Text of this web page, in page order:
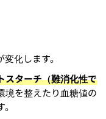
化します。
スターチ（難消化性で
境を整えたり血糖値の